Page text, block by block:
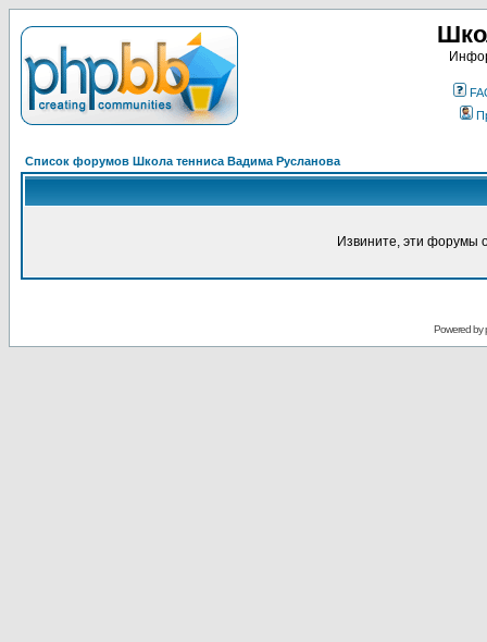
Список форумов Школа тенниса Вадима Русланова
Извините, эти форумы
Powered by